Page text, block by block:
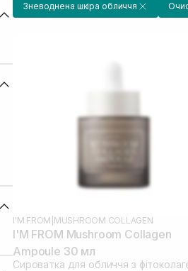
Зневоднена шкіра обличчя
I'M FROM MUSHROOM COLLAGEN
I'M FROM Mushroom Collagen
Ampoule 30 мл
Сироватка для обличчя з